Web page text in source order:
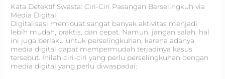
Kata Detektif Swasta: Ciri-Ciri Pasangan Berselingkuh via
Media Digital
Digitalisasi membuat sangat banyak aktivitas menjadi
lebih mudah, praktis, dan cepat. Namun, jangan salah, hal
ini juga berlaku untuk perselingkuhan, karena adanya
media digital dapat mempermudah terjadinya kasus
tersebut. Inilah ciri-ciri yang perlu perselingkuhan dengan
media digital yang perlu diwaspadai: